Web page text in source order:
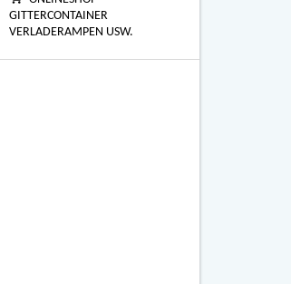
GITTERCONTAINER
VERLADERAMPEN USW.